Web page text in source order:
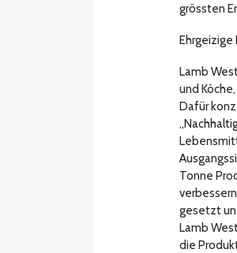
grössten
Lamb
und
Dafür
Tonne
gesetzt
Lamb
die